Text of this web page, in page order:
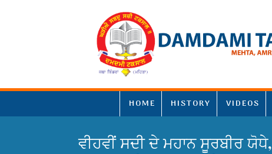
HOME HISTORY VIDEOS
ਵੀਹਵੀਂ ਸਦੀ ਦੇ ਮਹਾਨ ਸੂਰਬੀਰ